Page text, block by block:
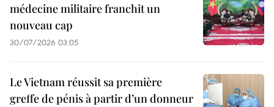
médecine militaire franchit un
nouveau cap
30/07/2026 03:05
Le Vietnam réussit sa première
greffe de pénis à partir d’un donneur